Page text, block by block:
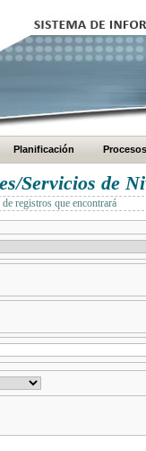
Planificación Procesos
Servicios de
registros que encontrará